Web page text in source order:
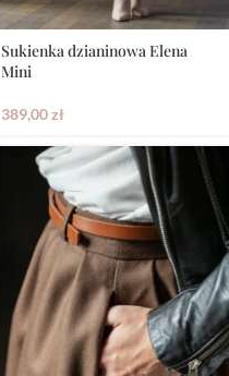
Sukienka dzianinowa Elena
Mini
389,00zł